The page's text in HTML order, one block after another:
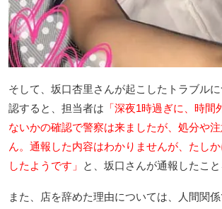
そして、坂口杏里さんが起こしたトラブル
認すると、担当者は 「深夜1時過ぎに、時間
ないかの確認で警察は来ましたが、処分や
ん。通報した内容はわかりませんが、たし
したようです」
と、坂口さんが通報したこと
また、店を辞めた理由については、人間関